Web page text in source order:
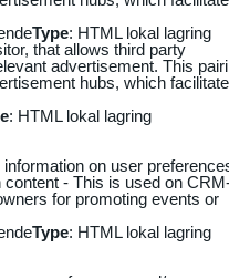
Type: HTML lokal lagring
that allows third party
advertisement. This
hubs, which
: HTML lokal lagring
on user
- This is used on
for promoting events or
Type: HTML lokal lagring